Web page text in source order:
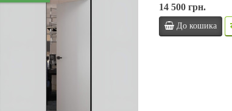
14 500 грн.
До кошика